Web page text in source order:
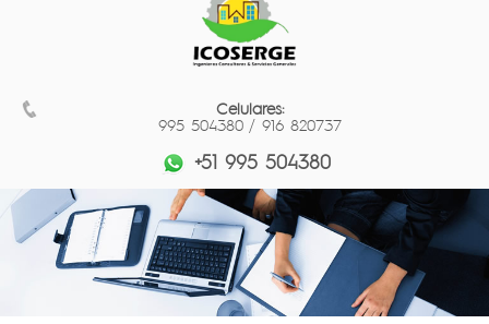
Celulares:
995 504380 / 916 820737
+51 995 504380